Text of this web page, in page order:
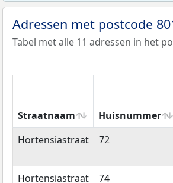
Adressen met postcode
Tabel met alle 11 adressen in het
Straatnaam Huisnummer
Straatnaam
Huisnummer
Hortensiastraat 72
Hortensiastraat 74